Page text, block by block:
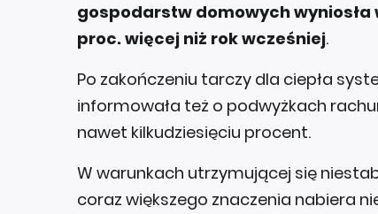
gospodarstw domowych wyniosła
proc. więcej niż rok wcześniej.
Po zakończeniu tarczy dla ciepła
informowała też o podwyżkach
nawet kilkudziesięciu procent.
W warunkach utrzymującej się
coraz większego znaczenia nabiera